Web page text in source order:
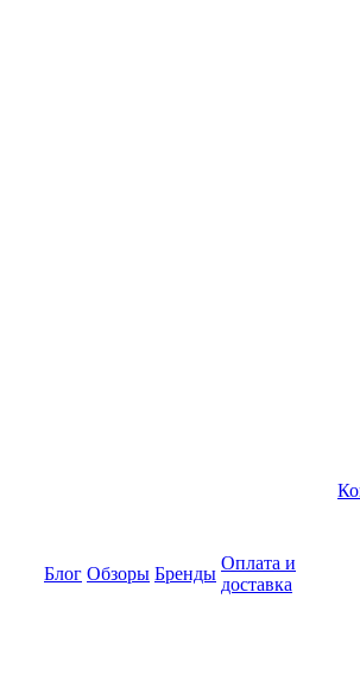
Блог Обзоры Бренды
Оплата и
доставка